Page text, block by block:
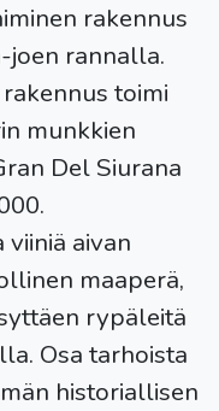
rakennus
joen rannalla.
toimi
munkkien
Del Siurana
aivan
maaperä,
rypäleitä
Osa tarhoista
historiallisen